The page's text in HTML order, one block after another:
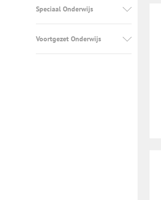
Speciaal Onderwijs
Voortgezet Onderwijs